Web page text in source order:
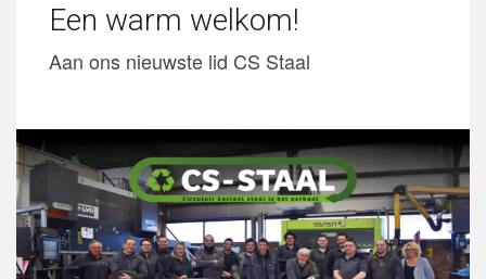
Een warm welkom!
Aan ons nieuwste lid CS Staal